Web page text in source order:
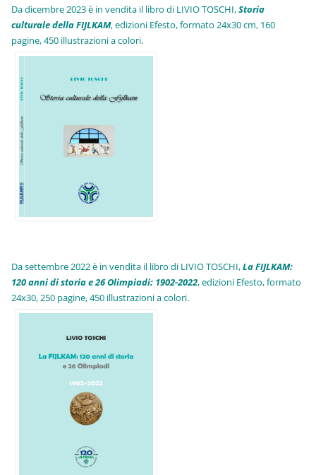
Da dicembre 2023 è in vendita il libro di LIVIO TOSCHI,Storia
culturale della FIJLKAM, edizioni Efesto, formato 24x30 cm, 160
pagine, 450 illustrazioni a colori.
Da settembre 2022 è in vendita il libro di LIVIO TOSCHI,La FIJLKAM:
120 anni di storia e 26 Olimpiadi: 1902-2022, edizioni Efesto, formato
24x30, 250 pagine, 450 illustrazioni a colori.